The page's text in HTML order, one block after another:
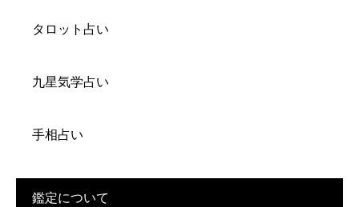
タロット占い
九星気学占い
手相占い
鑑定について